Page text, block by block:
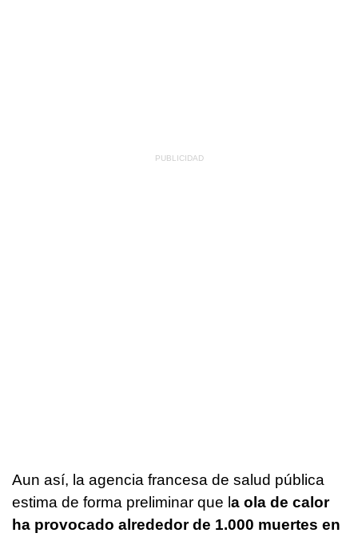
Aun así, la agencia francesa de salud pública
estima de forma preliminar que l a ola de calor
ha provocado alrededor de 1.000 muertes en